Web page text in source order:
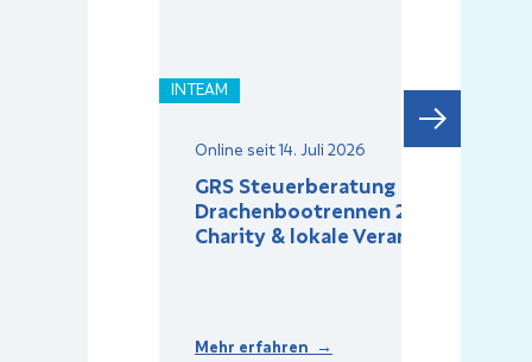
INTEAM
Online seit 14. Juli 2026
GRS Steuerberatung beim
Drachenbootrennen 2026:
Charity & lokale Verankerung
Mehr erfahren →